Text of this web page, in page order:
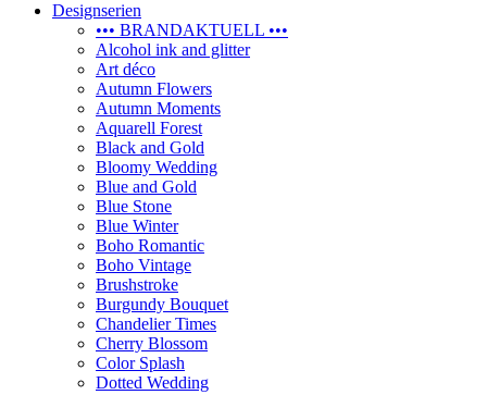
Designserien
••• BRANDAKTUELL •••
Alcohol ink and glitter
Art déco
Autumn Flowers
Autumn Moments
Aquarell Forest
Black and Gold
Bloomy Wedding
Blue and Gold
Blue Stone
Blue Winter
Boho Romantic
Boho Vintage
Brushstroke
Burgundy Bouquet
Chandelier Times
Cherry Blossom
Color Splash
Dotted Wedding